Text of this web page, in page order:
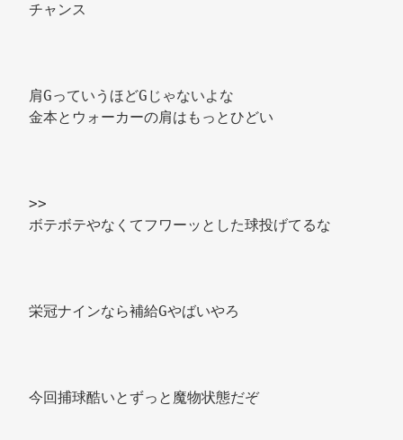
チャンス
肩GっていうほどGじゃないよな
金本とウォーカーの肩はもっとひどい
>>
ボテボテやなくてフワーッとした球投げてるな
栄冠ナインなら補給Gやばいやろ
今回捕球酷いとずっと魔物状態だぞ